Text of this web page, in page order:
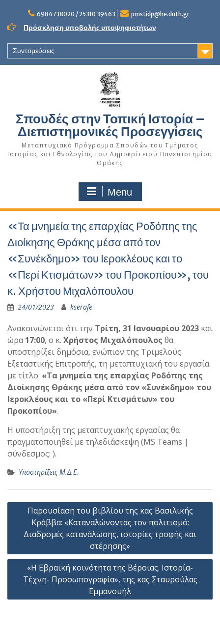
content
6984738020 / 25310 39463 pmstidp@he.duth.gr
Πρόσκληση υποβολής υποψηφιοτήτων
Συντομεύσεις
Σπουδές στην Τοπική Ιστορία –
Διεπιστημονικές Προσεγγίσεις
Μεταπτυχιακό Πρόγραμμα Σπουδών του Τμήματος
Ιστορίας και Εθνολογίας του Δημοκρίτειου Πανεπιστημίου
Θράκης
Menu
«Τα μνημεία της επαρχίας Ροδόπης της
Διοίκησης Θράκης μέσα από τον
«Συνέκδημο» του Ιεροκλέους και το
«Περί Κτισμάτων» του Προκοπίου», του
κ. Χρήστου Μιχαλόπουλου
24/01/2023 kserafe
Ανακοινώνεται ότι την Τρίτη, 31 Ιανουαρίου 2023 και
ώρα17:00, ο κ. Χρήστος Μιχαλόπουλος θα
υποστηρίξει δημόσια, ενώπιον της Τριμελούς
Εξεταστικής Επιτροπής, τη μεταπτυχιακή του εργασία
με τίτλο: «Τα μνημεία της επαρχίας Ροδόπης της
Διοίκησης Θράκης μέσα από τον «Συνέκδημο» του
Ιεροκλέους και το «Περί Κτισμάτων» του
Προκοπίου».
Η υποστήριξη της μεταπτυχιακής εργασίας θα
πραγματοποιηθεί με τηλεδιάσκεψη (MS Teams |
σύνδεσμος: ).
Υποστηρίξεις Μ.Δ.Ε.
Πλοήγηση
άρθρων
Παρουσίαση του βιβλίου της κας Βασιλικής
Κράββα: «Καταναλώνοντας τον πολιτισμό:
Διαδρομές κατανάλωσης, ιστορίες τροφής και
στέρησης»
«Η Εβραϊκή κοινότητα της Βέροιας. Ιστορία-
Τέχνη- Προσωπογραφία», της κας Σταυρούλας
Εμμανουήλ